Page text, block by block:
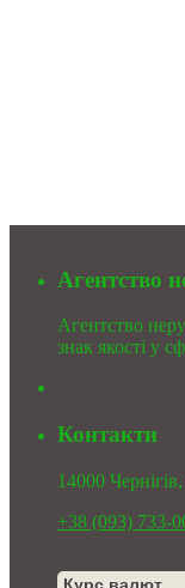
Агентство
Агентство
знак якості у
Контакти
14000
+38 (093) 733-